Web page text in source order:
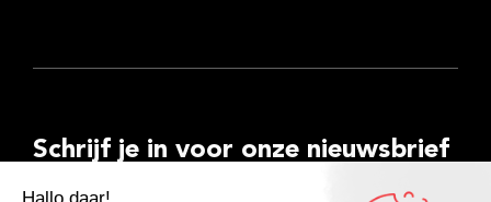
Schrijf je in voor onze nieuwsbrief